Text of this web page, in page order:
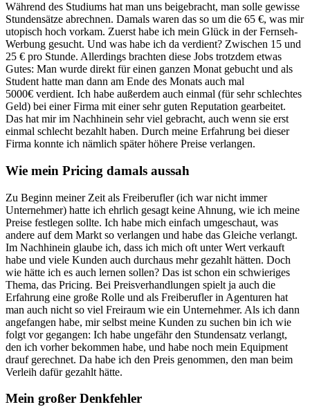
Während des Studiums hat man uns beigebracht, man solle gewisse
Stundensätze abrechnen. Damals waren das so um die 65 €, was mir
utopisch hoch vorkam. Zuerst habe ich mein Glück in der Fernseh-
Werbung gesucht. Und was habe ich da verdient? Zwischen 15 und
25 € pro Stunde. Allerdings brachten diese Jobs trotzdem etwas
Gutes: Man wurde direkt für einen ganzen Monat gebucht und als
Student hatte man dann am Ende des Monats auch mal
5000€ verdient. Ich habe außerdem auch einmal (für sehr schlechtes
Geld) bei einer Firma mit einer sehr guten Reputation gearbeitet.
Das hat mir im Nachhinein sehr viel gebracht, auch wenn sie erst
einmal schlecht bezahlt haben. Durch meine Erfahrung bei dieser
Firma konnte ich nämlich später höhere Preise verlangen.
Wie mein Pricing damals aussah
Zu Beginn meiner Zeit als Freiberufler (ich war nicht immer
Unternehmer) hatte ich ehrlich gesagt keine Ahnung, wie ich meine
Preise festlegen sollte. Ich habe mich einfach umgeschaut, was
andere auf dem Markt so verlangen und habe das Gleiche verlangt.
Im Nachhinein glaube ich, dass ich mich oft unter Wert verkauft
habe und viele Kunden auch durchaus mehr gezahlt hätten. Doch
wie hätte ich es auch lernen sollen? Das ist schon ein schwieriges
Thema, das Pricing. Bei Preisverhandlungen spielt ja auch die
Erfahrung eine große Rolle und als Freiberufler in Agenturen hat
man auch nicht so viel Freiraum wie ein Unternehmer. Als ich dann
angefangen habe, mir selbst meine Kunden zu suchen bin ich wie
folgt vor gegangen: Ich habe ungefähr den Stundensatz verlangt,
den ich vorher bekommen habe, und habe noch mein Equipment
drauf gerechnet. Da habe ich den Preis genommen, den man beim
Verleih dafür gezahlt hätte.
Mein großer Denkfehler